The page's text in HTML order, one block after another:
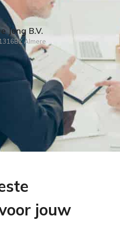
Jong B.V.
Almere
jouw